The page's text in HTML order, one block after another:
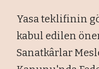
Yasa teklifinin
kabul edilen
Sanatkârlar